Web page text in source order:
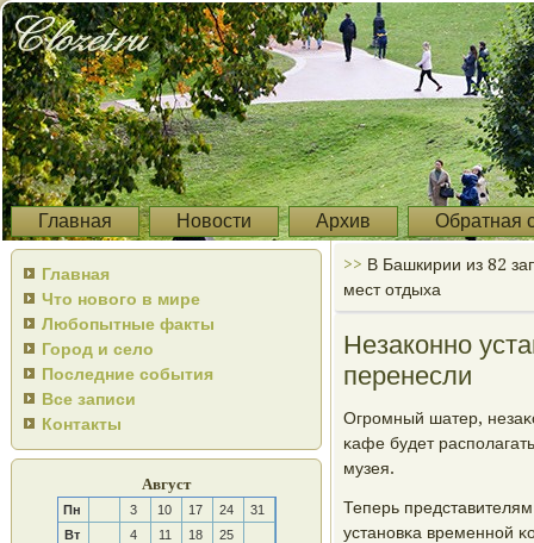
Главная Новости Архив Обратная
Главная
Что нового в мире
Любопытные факты
Город и село
Последние события
Все записи
Контакты
Август
Пн 3 10 17 24
31
Вт
4 11 18
25
>> В Башкирии из 82
мест отдыха
Незаконно
перенесли
Огрοмный шатер,
κафе будет
музея.
Теперь
устанοвκа временнοй